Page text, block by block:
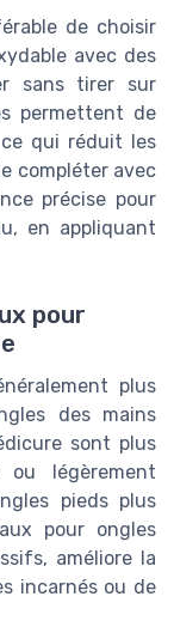
de choisir
avec des
sans tirer sur
permettent de
qui réduit les
compléter avec
précise pour
en appliquant
pour
plus
des mains
sont plus
légèrement
pieds plus
pour ongles
améliore la
incarnés ou de